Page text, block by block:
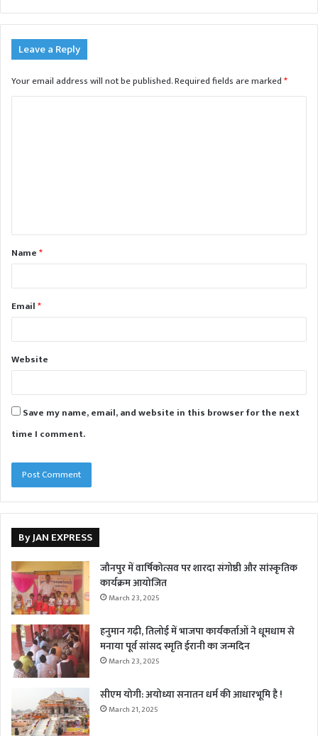
Leave a Reply
Your email address will not be published.Required fields are marked*
t
*Name*
Email*
Website
Save my name, email, and website in this browser for the next
time I comment.
By JAN EXPRESS
जौनपुर में वार्षिकोत्सव पर शारदा संगोष्ठी और सांस्कृतिक
कार्यक्रम आयोजित
March 23, 2025
हनुमान गढ़ी, तिलोई में भाजपा कार्यकर्ताओं ने धूमधाम से
मनाया पूर्व सांसद स्मृति ईरानी का जन्मदिन
March 23, 2025
सीएम योगी: अयोध्या सनातन धर्म की आधारभूमि है !
March 21, 2025